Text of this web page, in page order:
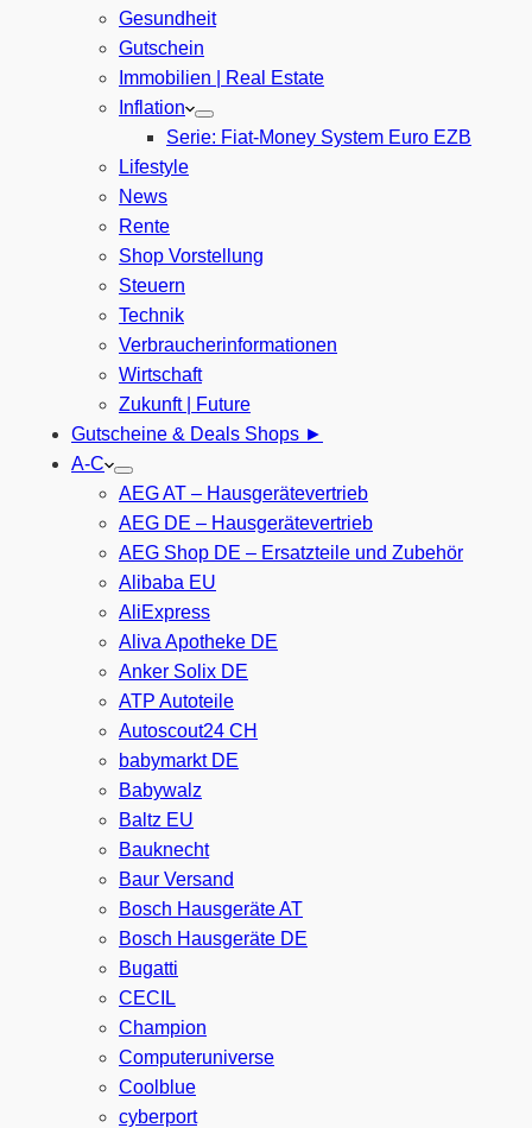
Gesundheit
Gutschein
Immobilien | Real Estate
Inflation
Serie: Fiat-Money System Euro EZB
Lifestyle
News
Rente
Shop Vorstellung
Steuern
Technik
Verbraucherinformationen
Wirtschaft
Zukunft | Future
Gutscheine & Deals Shops ►
A-C
AEG AT – Hausgerätevertrieb
AEG DE – Hausgerätevertrieb
AEG Shop DE – Ersatzteile und Zubehör
Alibaba EU
AliExpress
Aliva Apotheke DE
Anker Solix DE
ATP Autoteile
Autoscout24 CH
babymarkt DE
Babywalz
Baltz EU
Bauknecht
Baur Versand
Bosch Hausgeräte AT
Bosch Hausgeräte DE
Bugatti
CECIL
Champion
Computeruniverse
Coolblue
cyberport